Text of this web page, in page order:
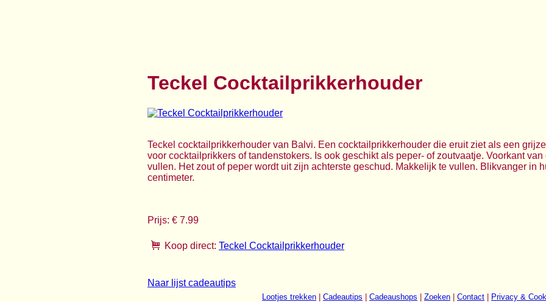
Teckel Cocktailprikkerhouder
Teckel cocktailprikkerhouder van Balvi. Een cocktailprikkerhouder die eruit ziet als een
voor cocktailprikkers of tandenstokers. Is ook geschikt als peper- of zoutvaatje. Voorkant
vullen. Het zout of peper wordt uit zijn achterste geschud. Makkelijk te vullen. Blikvanger in
centimeter.
Prijs: € 7.99
Koop direct: Teckel Cocktailprikkerhouder
Naar lijst cadeautips
Lootjes trekken Cadeautips Cadeaushops Zoeken Contact Privacy &